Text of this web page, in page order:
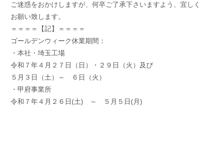
ご迷惑をおかけしますが、何卒ご了承下さいますよう、宜しく
お願い致します。
＝＝＝＝【記】＝＝＝＝
ゴールデンウィーク休業期間：
・本社・埼玉工場
令和７年４月２７日（日）・２９日（火）及び
５月３日（土）～ ６日（火）
・甲府事業所
令和７年４月２６日(土) ～ ５月５日(月)